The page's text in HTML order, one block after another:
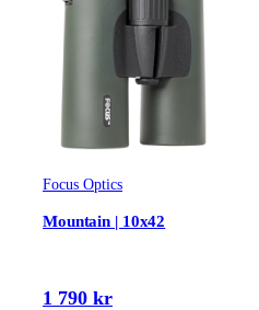
Focus Optics
Mountain | 10x42
1 790 kr